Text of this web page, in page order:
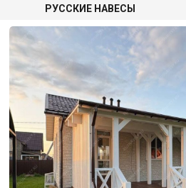
РУССКИЕ НАВЕСЫ